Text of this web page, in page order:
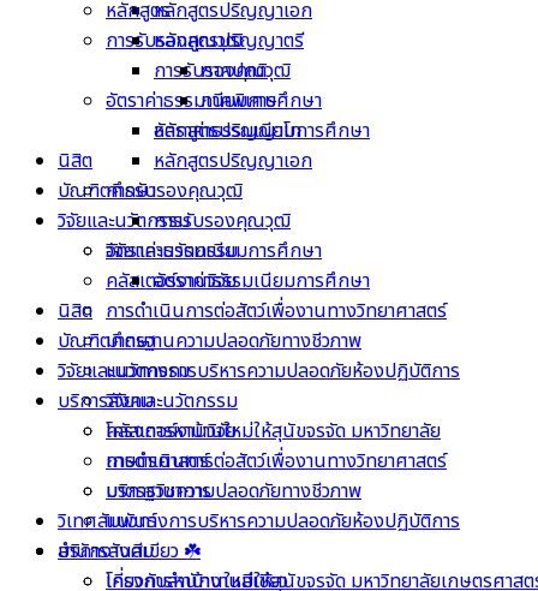
หลักสูตร
หลักสูตรปริญญาตรี
ภาคปกติ
ภาคพิเศษ
หลักสูตรปริญญาโท
หลักสูตรปริญญาเอก
การรับรองคุณวุฒิ
การรับรองคุณวุฒิ
อัตราค่าธรรมเนียมการศึกษา
อัตราค่าธรรมเนียมการศึกษา
นิสิต
บัณฑิตศึกษา
วิจัยและนวัตกรรม
วิจัยและนวัตกรรม
คลัสเตอร์งานวิจัย
การดำเนินการต่อสัตว์เพื่องานทางวิทยาศาสตร์
มาตรฐานความปลอดภัยทางชีวภาพ
แนวทางการบริหารความปลอดภัยห้องปฏิบัติการ
บริการสังคม
โครงการหาบ้านใหม่ให้สุนัขจรจัด มหาวิทยาลัยเกษตรศาส
หลักสูตรปริญญาเอก
การรับรองคุณวุฒิ
การรับรองคุณวุฒิ
อัตราค่าธรรมเนียมการศึกษา
อัตราค่าธรรมเนียมการศึกษา
นิสิต
บัณฑิตศึกษา
วิจัยและนวัตกรรม
วิจัยและนวัตกรรม
คลัสเตอร์งานวิจัย
การดำเนินการต่อสัตว์เพื่องานทางวิทยาศาสตร์
มาตรฐานความปลอดภัยทางชีวภาพ
แนวทางการบริหารความปลอดภัยห้องปฏิบัติการ
บริการสังคม
โครงการหาบ้านใหม่ให้สุนัขจรจัด มหาวิทยาลัย
เกษตรศาสตร์
บริการวิชาการ
วิเทศสัมพันธ์
สำนักงานสีเขียว ☘️
เกี่ยวกับสำนักงานสีเขียว